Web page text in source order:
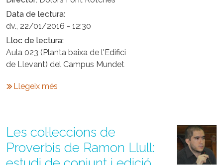
Data de lectura
dv., 22/01/2016 - 12:30
Lloc de lectura
Aula 023 (Planta baixa de l'Edifici
de Llevant) del Campus Mundet
Llegeix més
Les col·leccions de
Proverbis de Ramon Llull: